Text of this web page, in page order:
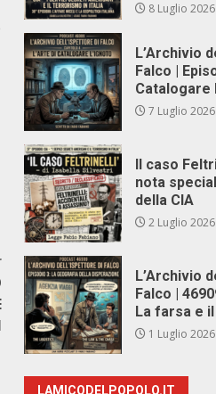
8 Luglio 2026
L’Archivio
Falco |
Catalogare
7 Luglio 2026
Il caso
nota
della CIA
2 Luglio 2026
L’Archivio
Falco |
La farsa e
1 Luglio 2026
LAMICODELPOPOLO.IT